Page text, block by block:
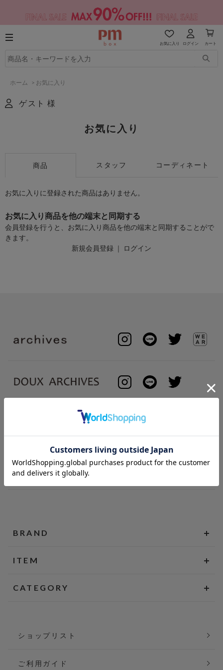
お気に入り ログイン カート
ホーム > お気に入り
ゲスト 様
お気に入り
商品 スタッフ コーディネート
お気に入りに登録された商品はありません。
お気に入り商品を他の端末と同期する
会員登録を行うと、お気に入り商品を他の端末と同期することがで
きます。
新規会員登録 ｜ ログイン
BRAND
ITEM
CATEGORY
ショップリスト
ご利用ガイド